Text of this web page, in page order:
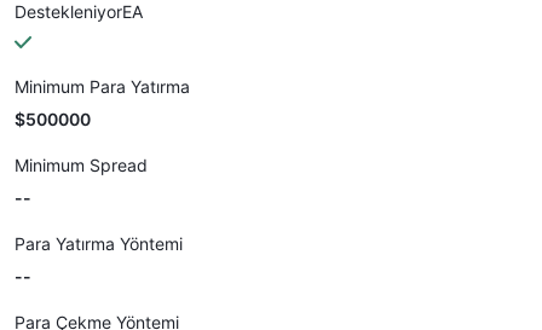
DestekleniyorEA
Minimum Para Yatırma
$500000
Minimum Spread
--
Para Yatırma Yöntemi
--
Para Çekme Yöntemi